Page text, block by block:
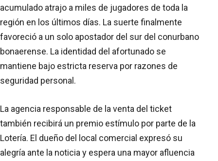
acumulado atrajo a miles de jugadores de toda la
región en los últimos días. La suerte finalmente
favoreció a un solo apostador del sur del conurbano
bonaerense. La identidad del afortunado se
mantiene bajo estricta reserva por razones de
seguridad personal.
La agencia responsable de la venta del ticket
también recibirá un premio estímulo por parte de la
Lotería. El dueño del local comercial expresó su
alegría ante la noticia y espera una mayor afluencia